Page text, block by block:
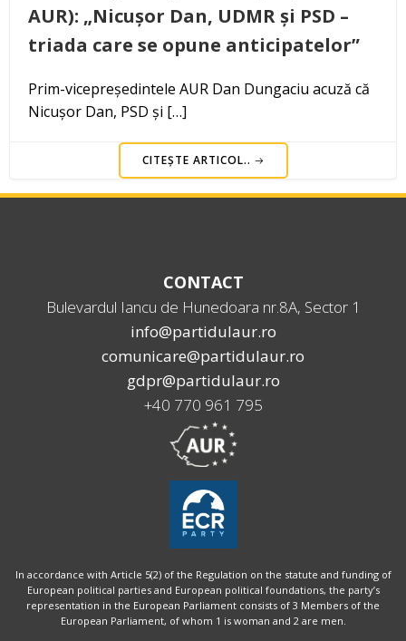
AUR): „Nicușor Dan, UDMR și PSD –
triada care se opune anticipatelor”
Prim-vicepreședintele AUR Dan Dungaciu acuză că
Nicușor Dan, PSD și […]
CITEȘTE ARTICOL..
CONTACT
Bulevardul Iancu de Hunedoara nr.8A, Sector 1
info@partidulaur.ro
comunicare@partidulaur.ro
gdpr@partidulaur.ro
+40 770 961 795
In accordance with Article 5(2) of the Regulation on the statute and funding of
European political parties and European political foundations, the party’s
representation in the European Parliament consists of 3 Members of the
European Parliament, of whom 1 is woman and 2 are men.